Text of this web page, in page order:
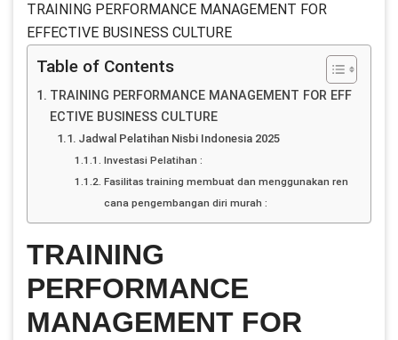
TRAINING PERFORMANCE MANAGEMENT FOR
EFFECTIVE BUSINESS CULTURE
Table of Contents
TRAINING PERFORMANCE MANAGEMENT FOR EFF
ECTIVE BUSINESS CULTURE
Jadwal Pelatihan Nisbi Indonesia 2025
Investasi Pelatihan :
Fasilitas training membuat dan menggunakan ren
cana pengembangan diri murah :
TRAINING
PERFORMANCE
MANAGEMENT FOR